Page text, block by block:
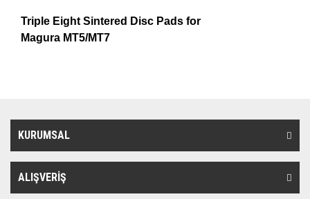
Triple Eight Sintered Disc Pads for
Magura MT5/MT7
KURUMSAL
ALIŞVERİŞ